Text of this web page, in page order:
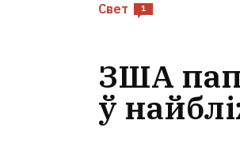
Свет 1
ЗША
ў